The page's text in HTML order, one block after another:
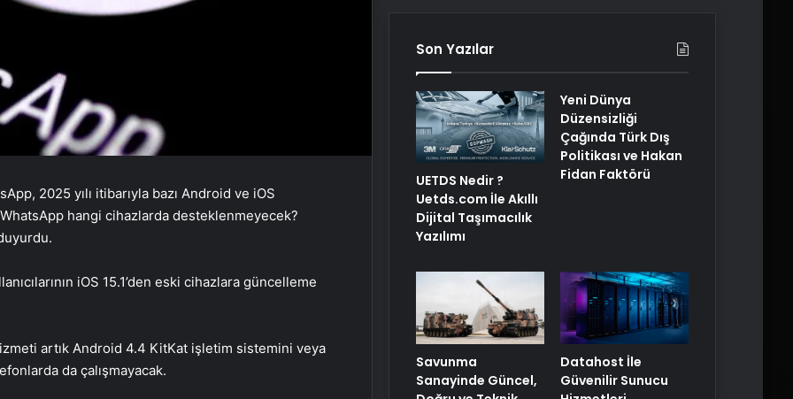
2025 yılı itibarıyla bazı Android ve iOS
hangi cihazlarda desteklenmeyecek?
iOS 15.1’den eski cihazlara güncelleme
artık Android 4.4 KitKat işletim sistemini veya
da çalışmayacak.
Son Yazılar
UETDS Nedir ?
Uetds.com İle Akıllı
Dijital Taşımacılık
Yazılımı
Yeni Dünya
Düzensizliği
Çağında Türk Dış
Politikası ve Hakan
Fidan Faktörü
Savunma
Sanayinde Güncel,
Datahost İle
Güvenilir Sunucu